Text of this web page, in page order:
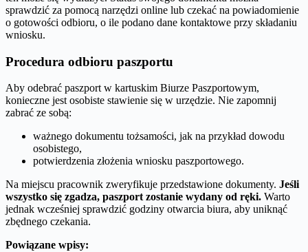
sprawdzić za pomocą narzędzi online lub czekać na powiadomienie
o gotowości odbioru, o ile podano dane kontaktowe przy składaniu
wniosku.
Procedura odbioru paszportu
Aby odebrać paszport w kartuskim Biurze Paszportowym,
konieczne jest osobiste stawienie się w urzędzie. Nie zapomnij
zabrać ze sobą:
ważnego dokumentu tożsamości, jak na przykład dowodu
osobistego,
potwierdzenia złożenia wniosku paszportowego.
Na miejscu pracownik zweryfikuje przedstawione dokumenty. Jeśli
wszystko się zgadza, paszport zostanie wydany od ręki. Warto
jednak wcześniej sprawdzić godziny otwarcia biura, aby uniknąć
zbędnego czekania.
Powiązane wpisy: